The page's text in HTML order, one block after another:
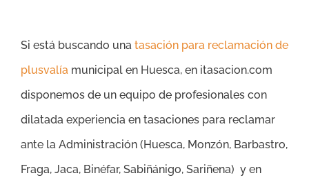
Si está buscando una tasación para reclamación de
plusvalía municipal en Huesca, en itasacion.com
disponemos de un equipo de profesionales con
dilatada experiencia en tasaciones para reclamar
ante la Administración (Huesca, Monzón, Barbastro,
Fraga, Jaca, Binéfar, Sabiñánigo, Sariñena) y en